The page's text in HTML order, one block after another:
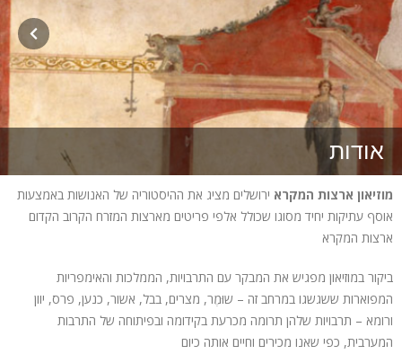
אודות
​מוזיאון ארצות המקרא ירושלים מציג את ההיסטוריה של האנושות באמצעות
אוסף עתיקות יחיד מסוגו שכולל אלפי פריטים מארצות המזרח הקרוב הקדום
ארצות המקרא
ביקור במוזיאון מפגיש את המבקר עם התרבויות, הממלכות והאימפריות
המפוארות ששגשגו במרחב זה – שוּמֶר, מצרים, בבל, אשור, כנען, פרס, יוון
ורומא – תרבויות שלהן תרומה מכרעת בקידומה ובפיתוחה של התרבות
המערבית, כפי שאנו מכירים וחיים אותה כיום